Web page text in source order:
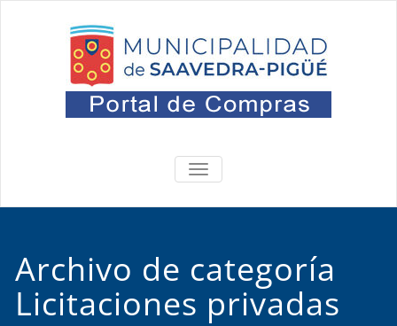
Portal
Oficina de Compras
ALTERNAR
NAVEGACIÓN
Archivo de categoría
Licitaciones privadas